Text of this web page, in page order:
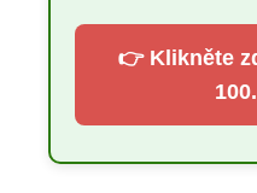
👉 Klikněte